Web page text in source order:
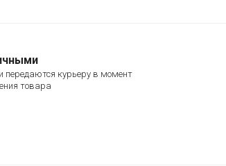
передаются курьеру в момент
товара